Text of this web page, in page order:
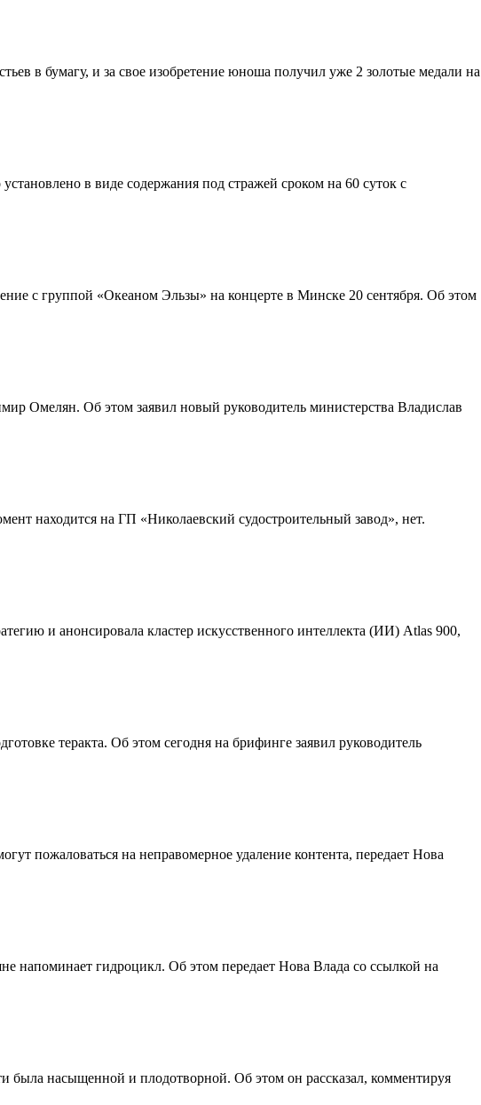
в бумагу, и за свое изобретение юноша получил уже 2 золотые медали на
в виде содержания под стражей сроком на 60 суток с
с группой «Океаном Эльзы» на концерте в Минске 20 сентября. Об этом
Омелян. Об этом заявил новый руководитель министерства Владислав
находится на ГП «Николаевский судостроительный завод», нет.
и анонсировала кластер искусственного интеллекта (ИИ) Atlas 900,
теракта. Об этом сегодня на брифинге заявил руководитель
пожаловаться на неправомерное удаление контента, передает Нова
напоминает гидроцикл. Об этом передает Нова Влада со ссылкой на
была насыщенной и плодотворной. Об этом он рассказал, комментируя